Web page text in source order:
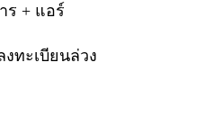
ร + แอร์
ทะเบียนล่วง